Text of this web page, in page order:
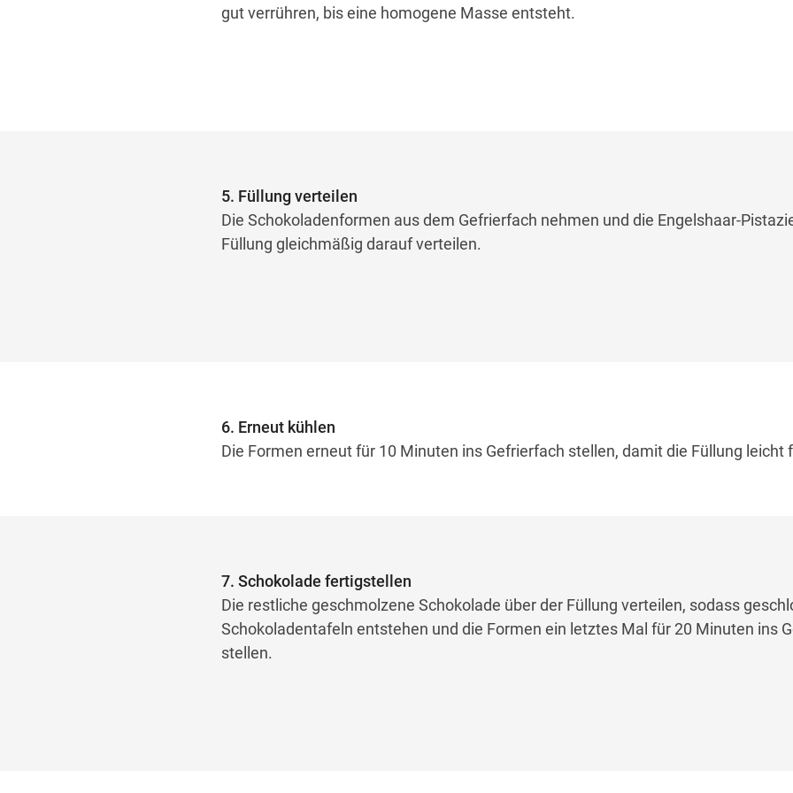
gut verrühren, bis eine homogene Masse entsteht.
5. Füllung verteilen
Die Schokoladenformen aus dem Gefrierfach nehmen und die Engelshaar-
Füllung gleichmäßig darauf verteilen.
6. Erneut kühlen
Die Formen erneut für 10 Minuten ins Gefrierfach stellen, damit die Füllung leicht
7. Schokolade fertigstellen
Die restliche geschmolzene Schokolade über der Füllung verteilen, sodass
Schokoladentafeln entstehen und die Formen ein letztes Mal für 20 Minuten ins
stellen.